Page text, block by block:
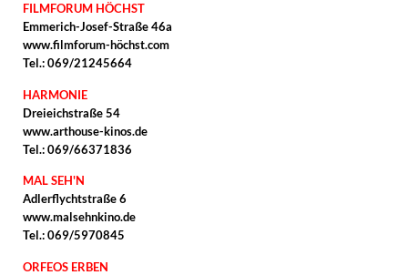
FILMFORUM HÖCHST
Emmerich-Josef-Straße 46a
www.filmforum-höchst.com
Tel.: 069/21245664
HARMONIE
Dreieichstraße 54
www.arthouse-kinos.de
Tel.: 069/66371836
MAL SEH'N
Adlerflychtstraße 6
www.malsehnkino.de
Tel.: 069/5970845
ORFEOS ERBEN